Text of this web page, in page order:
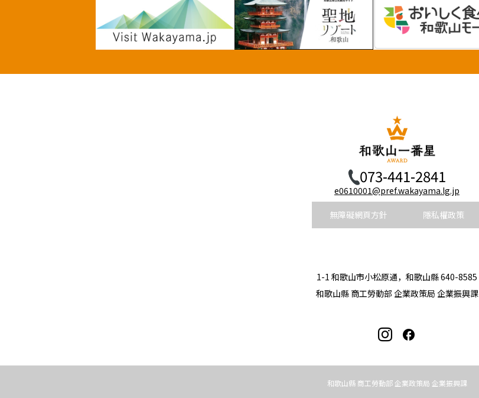
073-441-2841
e0610001@pref.wakayama.lg.jp
無障礙網頁方針 隱私權政策
1-1 和歌山市小松原通，和歌山縣 640-8585
和歌山縣 商工勞動部 企業政策局 企業振興課
和歌山縣 商工勞動部 企業政策局 企業振興課